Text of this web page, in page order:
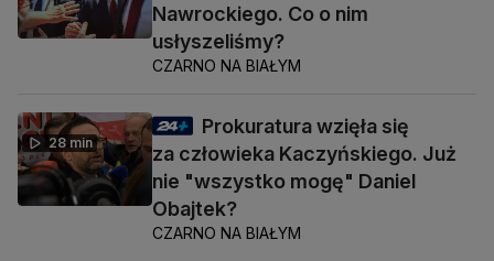
Nawrockiego. Co o nim
usłyszeliśmy?
CZARNO NA BIAŁYM
28 min
Prokuratura wzięła się
za człowieka Kaczyńskiego. Już
nie "wszystko mogę" Daniel
Obajtek?
CZARNO NA BIAŁYM